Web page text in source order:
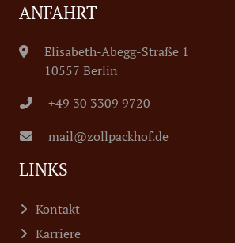
ANFAHRT
Elisabeth-Abegg-Straße 1
10557 Berlin
+49 30 3309 9720
mail@zollpackhof.de
LINKS
Kontakt
Karriere